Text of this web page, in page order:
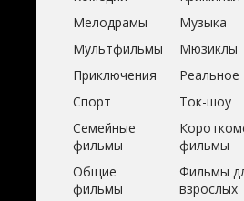
Мелодрамы
Музыка
Мультфильмы
Мюзиклы
Приключения
Реальное
Спорт
Ток-шоу
Семейные
фильмы
фильмы
Общие
фильмы
Фильмы
взрослых